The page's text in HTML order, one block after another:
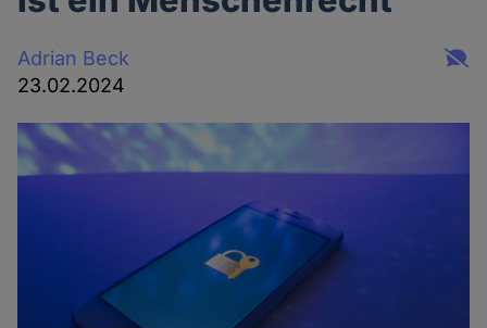
Adrian Beck
23.02.2024